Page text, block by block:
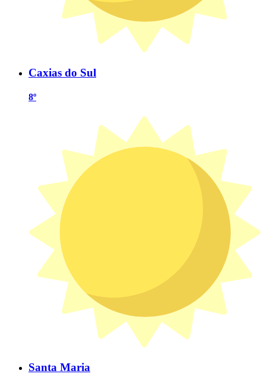
Caxias do Sul
8º
Santa Maria